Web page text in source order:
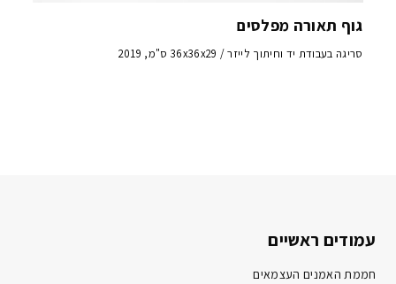
גוף תאורה מפלסים
סריגה בעבודת יד וחיתוך לייזר / 36x36x29 ס"מ, 2019
עמודים ראשיים
חממת האמנים העצמאים